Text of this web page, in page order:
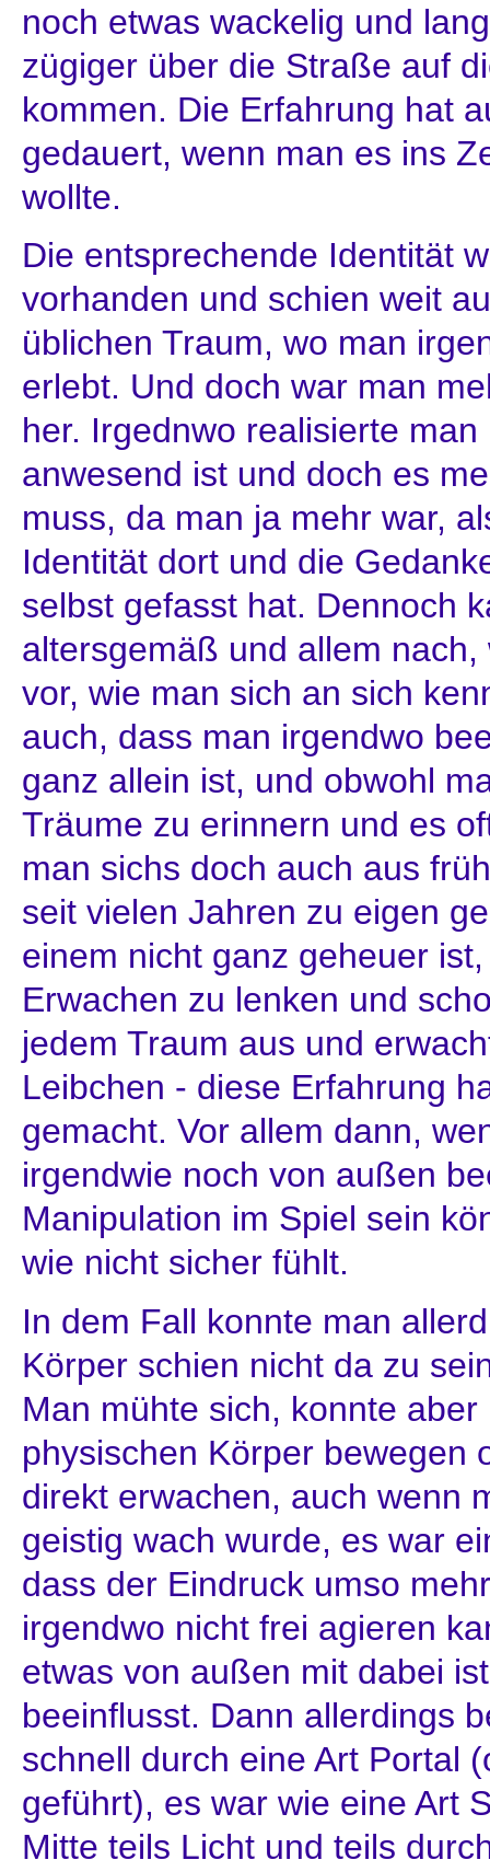
noch etwas wackelig und
zügiger über die Straße auf
kommen. Die Erfahrung hat
gedauert, wenn man es ins
wollte.
Die entsprechende Identität
vorhanden und schien weit
üblichen Traum, wo man
erlebt. Und doch war man
her. Irgednwo realisierte
anwesend ist und doch es
muss, da man ja mehr war,
Identität dort und die
selbst gefasst hat. Dennoch
altersgemäß und allem
vor, wie man sich an sich
auch, dass man irgendwo
ganz allein ist, und obwohl
Träume zu erinnern und es
man sichs doch auch aus
seit vielen Jahren zu eigen
einem nicht ganz geheuer
Erwachen zu lenken und
jedem Traum aus und
Leibchen - diese Erfahrung
gemacht. Vor allem dann,
irgendwie noch von außen
Manipulation im Spiel sein
wie nicht sicher fühlt.
In dem Fall konnte man
Körper schien nicht da zu
Man mühte sich, konnte
physischen Körper bewegen
direkt erwachen, auch wenn
geistig wach wurde, es war
dass der Eindruck umso
irgendwo nicht frei agieren
etwas von außen mit dabei
beeinflusst. Dann allerdings
schnell durch eine Art Portal
geführt), es war wie eine Art
Mitte teils Licht und teils